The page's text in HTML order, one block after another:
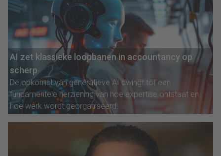
AI zet klassieke loopbanen in accountancy op
scherp
De opkomst van generatieve AI dwingt tot een
fundamentele herziening van hoe expertise ontstaat en
hoe werk wordt georganiseerd.